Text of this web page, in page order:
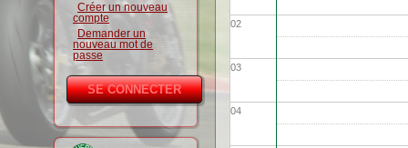
Créer un nouveau
compte
Demander un
nouveau mot de
passe
02
03
04